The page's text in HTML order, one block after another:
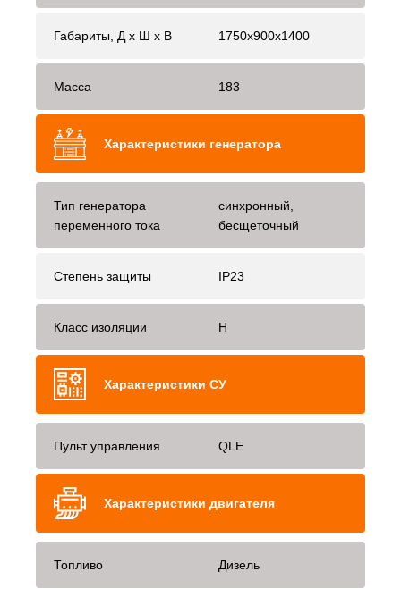
Габариты, Д x Ш x В 1750x900x1400
Масса 183
Характеристики генератора
Тип генератора
переменного тока
синхронный,
бесщеточный
Степень защиты IP23
Класс изоляции H
Характеристики СУ
Пульт управления QLE
Характеристики двигателя
Топливо Дизель